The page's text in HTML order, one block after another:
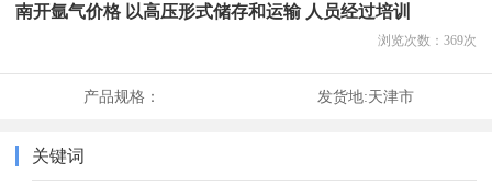
南开氩气价格 以高压形式储存和运输 人员经过培训
浏览次数： 369次
产品规格： 发货地:天津市
关键词